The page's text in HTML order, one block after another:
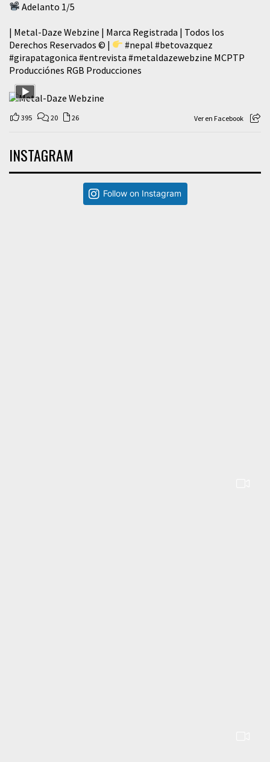
Adelanto 1/5
| Metal-Daze Webzine | Marca Registrada | Todos los
Derechos Reservados © |
#nepal #betovazquez
#girapatagonica #entrevista #metaldazewebzine MCPTP
Producciónes RGB Producciones
395 20 26 Ver en Facebook
INSTAGRAM
Follow on Instagram